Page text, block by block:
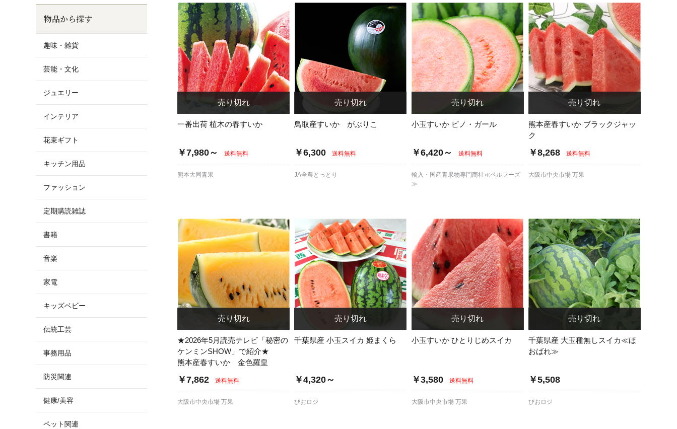
一番出荷 植木の春すいか
￥7,980～ 送料無料
熊本大同青果
鳥取産すいか がぶりこ
￥6,300 送料無料
JA全農とっとり
小玉すいか ピノ・ガール
￥6,420～ 送料無料
輸入・国産青果物専門商社≪ベルフーズ
≫
熊本産春すいか ブラックジャッ
ク
￥8,268 送料無料
大阪市中央市場 万果
★2026年5月読売テレビ「秘密の
ケンミンSHOW」で紹介★
熊本産春すいか 金色羅皇
￥7,862 送料無料
大阪市中央市場 万果
千葉県産 小玉スイカ 姫まくら
￥4,320～
びおロジ
小玉すいか ひとりじめスイカ
￥3,580 送料無料
大阪市中央市場 万果
千葉県産 大玉種無しスイカ≪ほ
おばれ≫
￥5,508
びおロジ
物品から探す
趣味・雑貨
芸能・文化
ジュエリー
インテリア
花束ギフト
キッチン用品
ファッション
定期購読雑誌
書籍
音楽
家電
キッズベビー
伝統工芸
事務用品
防災関連
健康/美容
ペット関連